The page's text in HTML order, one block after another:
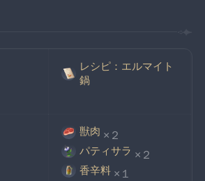
レシピ：エルマイト
鍋
獣肉 ×２
パティサラ ×２
香辛料 ×１